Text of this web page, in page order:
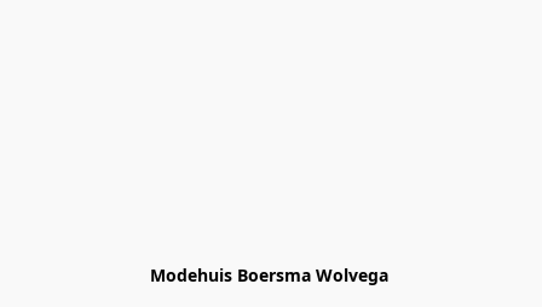
Modehuis Boersma Wolvega